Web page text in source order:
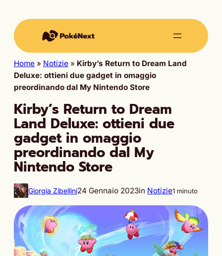
Home » Notizie » Kirby’s Return to Dream Land
Deluxe: ottieni due gadget in omaggio
preordinando dal My Nintendo Store
Kirby’s Return to Dream
Land Deluxe: ottieni due
gadget in omaggio
preordinando dal My
Nintendo Store
Giorgia Zibellini24 Gennaio 2023in Notizie1 minuto